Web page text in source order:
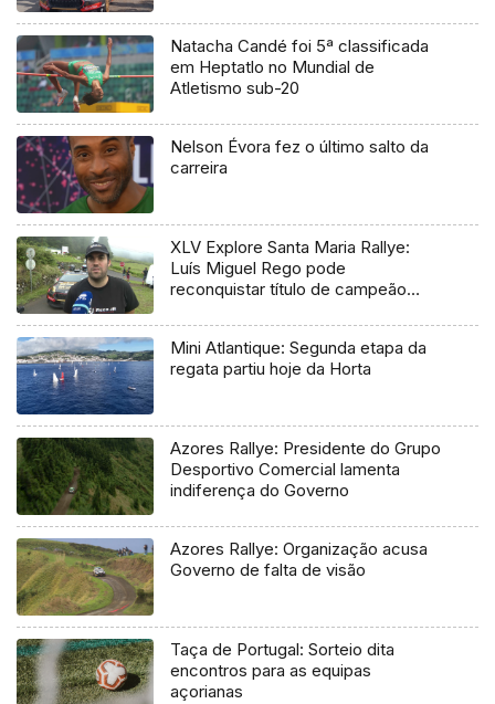
Natacha Candé foi 5ª classificada
em Heptatlo no Mundial de
Atletismo sub-20
Nelson Évora fez o último salto da
carreira
XLV Explore Santa Maria Rallye:
Luís Miguel Rego pode
reconquistar título de campeão
Mini Atlantique: Segunda etapa da
regata partiu hoje da Horta
Azores Rallye: Presidente do Grupo
Desportivo Comercial lamenta
indiferença do Governo
Azores Rallye: Organização acusa
Governo de falta de visão
Taça de Portugal: Sorteio dita
encontros para as equipas
açorianas